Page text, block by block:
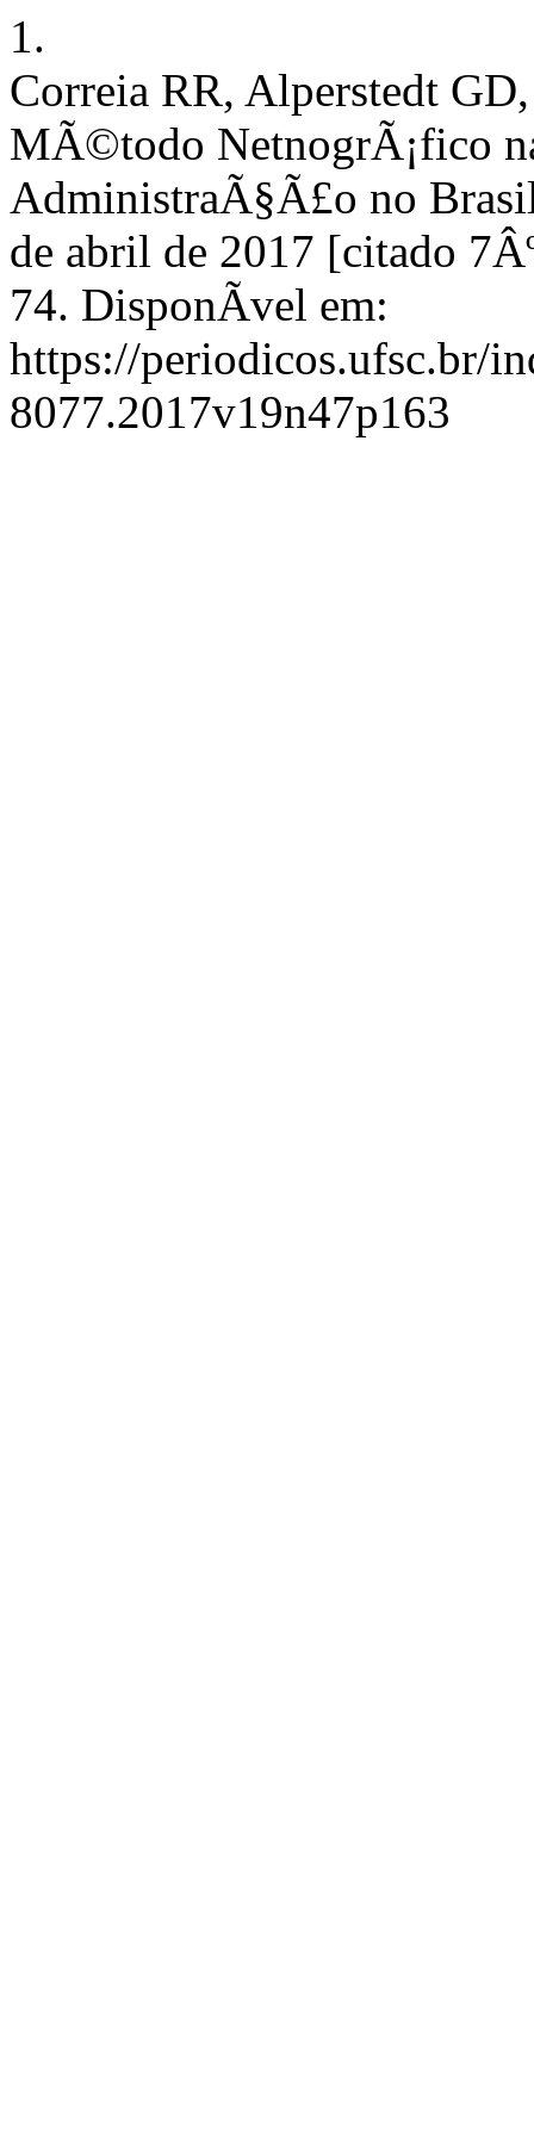
1.
Correia RR, Alperstedt
MÃ©todo NetnogrÃ¡fico
AdministraÃ§Ã£o no
de abril de 2017 [citado
74. DisponÃ­vel em:
https://periodicos.ufsc.br/
8077.2017v19n47p163